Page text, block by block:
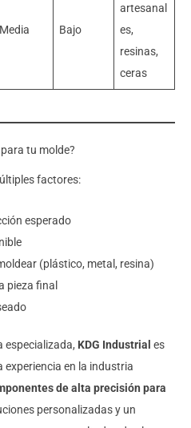
Media Bajo
artesanal
es,
resinas,
ceras
tu molde?
factores:
esperado
(plástico, metal, resina)
pieza final
especializada, KDG Industrial es
experiencia en la industria
de alta precisión para
personalizadas y un